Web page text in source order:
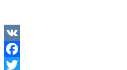
VK
Facebook